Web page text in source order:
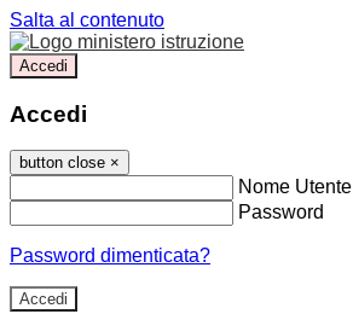
Salta al contenuto
Accedi
Accedi
button close ×
Nome Utente
Password
Password dimenticata?